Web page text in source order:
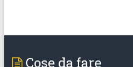
Cose da fare